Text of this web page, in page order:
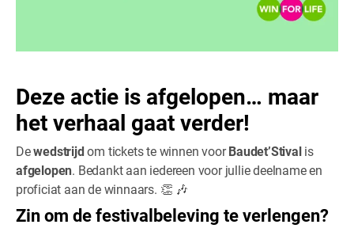
Deze actie is afgelopen… maar
het verhaal gaat verder!
Dewedstrijdom tickets te winnen voorBaudet’Stivalis
afgelopen. Bedankt aan iedereen voor jullie deelname en
proficiat aan de winnaars. 👏 🎶
Zin om de festivalbeleving te verlengen?